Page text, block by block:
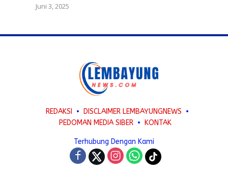
Juni 3, 2025
REDAKSI
DISCLAIMER LEMBAYUNGNEWS
PEDOMAN MEDIA SIBER
KONTAK
Terhubung Dengan Kami